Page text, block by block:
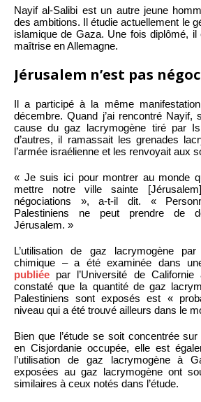
Nayif al-Salibi est un autre jeune
des ambitions. Il étudie actuellement le
islamique de Gaza. Une fois diplômé,
maîtrise en Allemagne.
Jérusalem n’est pas
Il a participé à la même
décembre. Quand j’ai rencontré Nayif,
cause du gaz lacrymogène tiré par
d’autres, il ramassait les grenades
l’armée israélienne et les renvoyait aux
« Je suis ici pour montrer au monde
mettre notre ville sainte
négociations », a-t-il dit. «
Palestiniens ne peut prendre de
Jérusalem. »
L’utilisation de gaz lacrymogène
chimique – a été examinée dans
publiée par l’Université de
constaté que la quantité de gaz
Palestiniens sont exposés est «
niveau qui a été trouvé ailleurs dans le
Bien que l’étude se soit concentrée
en Cisjordanie occupée, elle est
l’utilisation de gaz lacrymogène à
exposées au gaz lacrymogène ont
similaires à ceux notés dans l’étude.